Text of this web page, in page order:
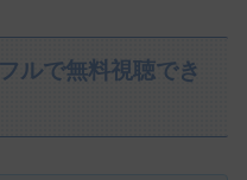
ルで無料視聴でき